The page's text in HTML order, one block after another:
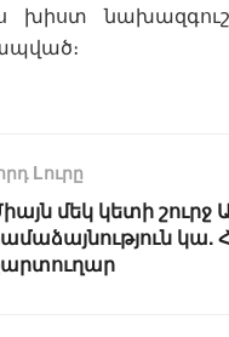
խիստ
Lուրը
մեկ կետի շուրջ
կա.